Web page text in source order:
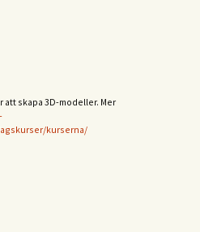
att skapa 3D-modeller. Mer
kurserna/